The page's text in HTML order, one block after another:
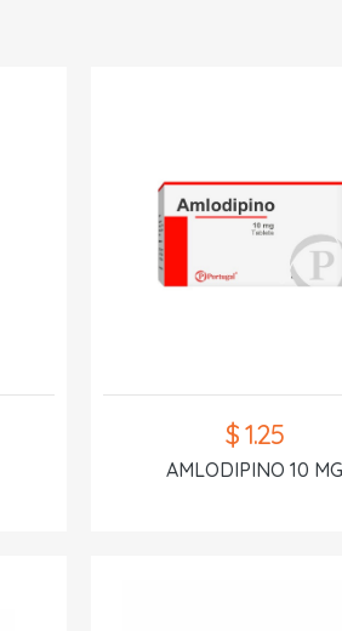
$ 1.25
AMLODIPINO 10 MG